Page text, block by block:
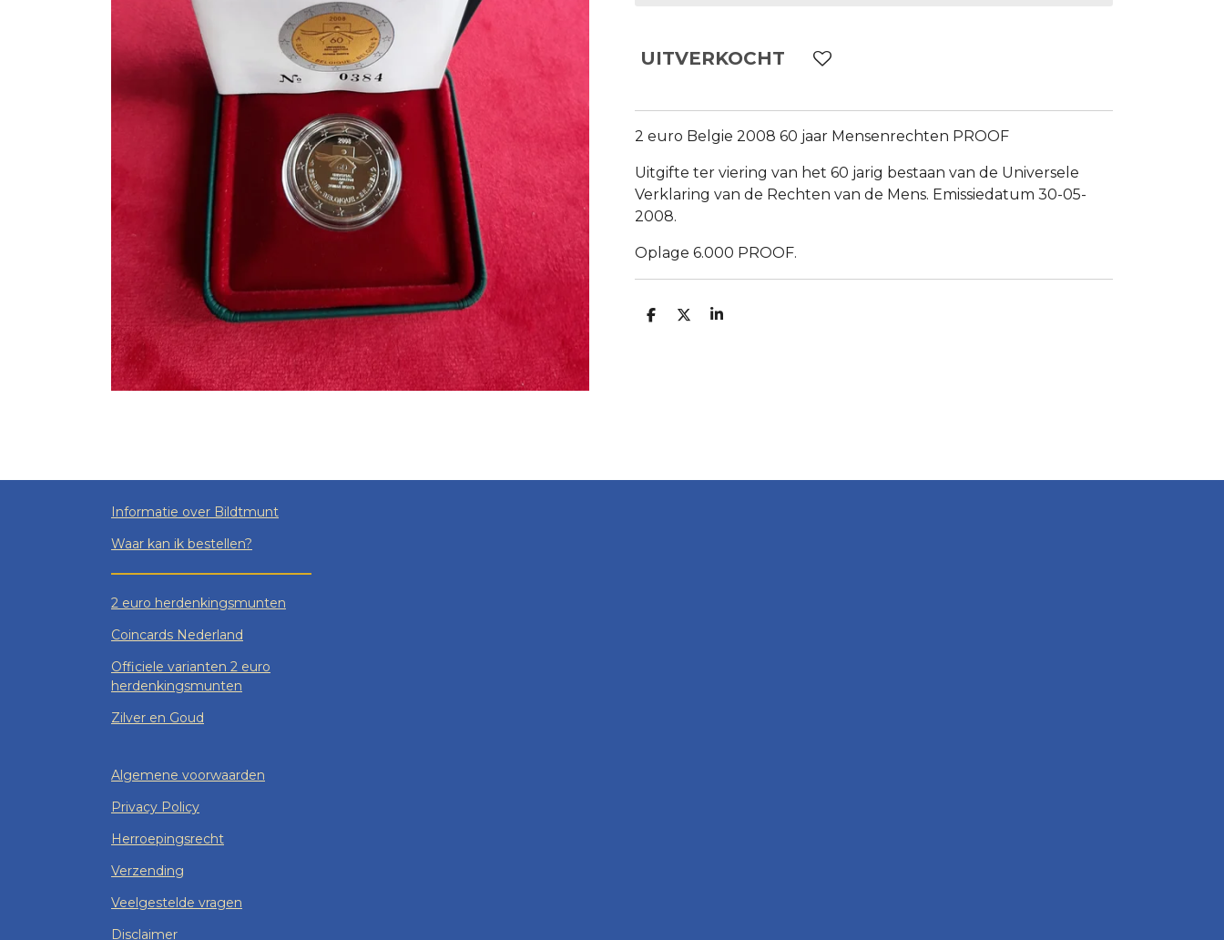
UITVERKOCHT
2 euro Belgie 2008 60 jaar Mensenrechten PROOF
Uitgifte ter viering van het 60 jarig bestaan van de Universele
Verklaring van de Rechten van de Mens. Emissiedatum 30-05-
2008.
Oplage 6.000 PROOF.
D
D
S
Informatie over Bildtmunt
Waar kan ik bestellen?
2 euro herdenkingsmunten
Coincards Nederland
Officiele varianten 2 euro
herdenkingsmunten
Zilver en Goud
Algemene voorwaarden
Privacy Policy
Herroepingsrecht
Verzending
Veelgestelde vragen
Disclaimer